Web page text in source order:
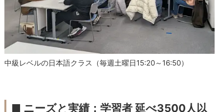
中級レベルの日本語クラス（毎週土曜日15:20～16:50）
■ ニーズと実績：学習者 延べ3500人以